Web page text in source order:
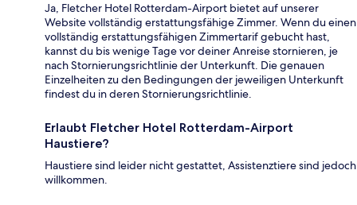
Ja, Fletcher Hotel Rotterdam-Airport bietet auf unserer
Website vollständig erstattungsfähige Zimmer. Wenn du einen
vollständig erstattungsfähigen Zimmertarif gebucht hast,
kannst du bis wenige Tage vor deiner Anreise stornieren, je
nach Stornierungsrichtlinie der Unterkunft. Die genauen
Einzelheiten zu den Bedingungen der jeweiligen Unterkunft
findest du in deren Stornierungsrichtlinie.
Erlaubt Fletcher Hotel Rotterdam-Airport
Haustiere?
Haustiere sind leider nicht gestattet, Assistenztiere sind jedoch
willkommen.